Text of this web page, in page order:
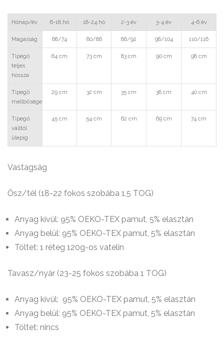
Hónap/év 6-18 hó 18-24 hó 2-3 év 3-4 év 4-6 év
Magasság 68/74 80/86 86/92 98/104 110/116
Tipegő
teljes
hossza
64 cm 73 cm 83 cm 90 cm 98 cm
Tipegő
mellbősége
29 cm 32 cm 35 cm 38 cm 40 cm
Tipegő
válltól
ülepig
45 cm 54 cm 62 cm 69 cm 74 cm
Vastagság
Ősz/tél (18-22 fokos szobába 1,5 TOG)
Anyag kívül: 95% OEKO-TEX pamut, 5% elasztán
Anyag belül: 95% OEKO-TEX pamut, 5% elasztán
Töltet: 1 réteg 120g-os vatelin
Tavasz/nyár (23-25 fokos szobába 1 TOG)
Anyag kívül: 95% OEKO-TEX pamut, 5% elasztán
Anyag belül: 95% OEKO-TEX pamut, 5% elasztán
Töltet: nincs